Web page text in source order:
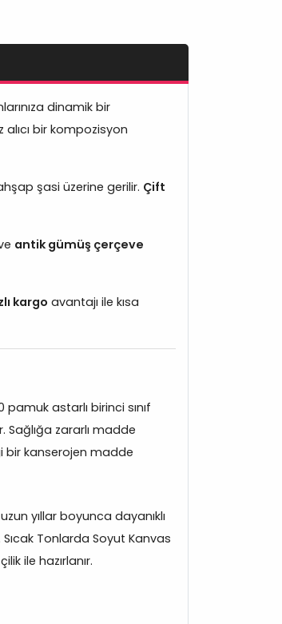
dinamik bir
alıcı bir kompozisyon
şasi üzerine gerilir. Çift
antik gümüş çerçeve
kargo avantajı ile kısa
pamuk astarlı birinci sınıf
Sağlığa zararlı madde
bir kanserojen madde
yıllar boyunca dayanıklı
Tonlarda Soyut Kanvas
ile hazırlanır.